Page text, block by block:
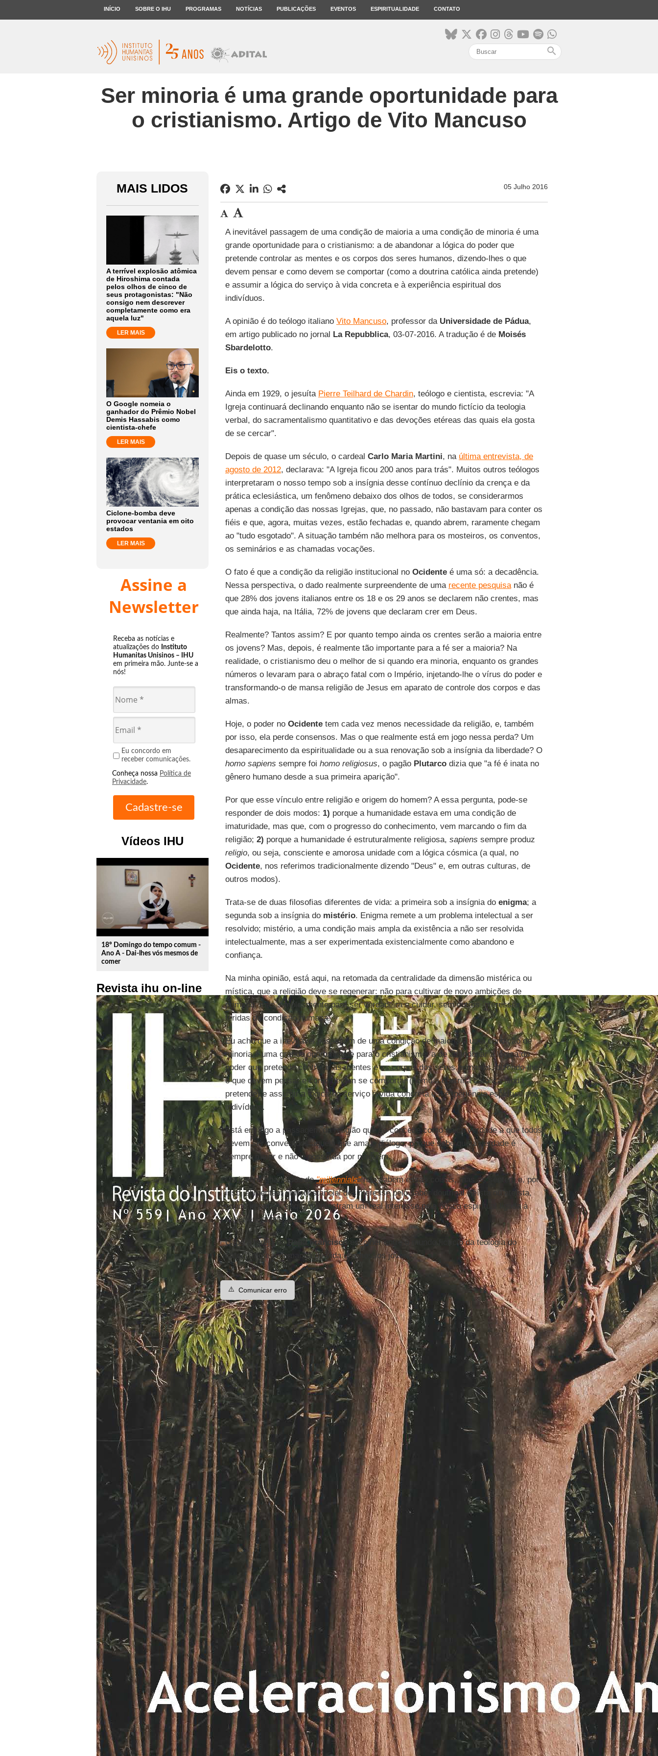
INÍCIO SOBRE O IHU PROGRAMAS NOTÍCIAS PUBLICAÇÕES EVENTOS ESPIRITUALIDADE CONTATO
search
Ser minoria é uma grande oportunidade para
o cristianismo. Artigo de Vito Mancuso
MAIS LIDOS
A terrível explosão atômica
de Hiroshima contada
pelos olhos de cinco de
seus protagonistas: "Não
consigo nem descrever
completamente como era
aquela luz"
LER MAIS
O Google nomeia o
ganhador do Prêmio Nobel
Demis Hassabis como
cientista-chefe
LER MAIS
Ciclone-bomba deve
provocar ventania em oito
estados
LER MAIS
Assine a
Newsletter
Receba as notícias e
atualizações do Instituto
Humanitas Unisinos – IHU
em primeira mão. Junte-se a
nós!
Eu concordo em
receber comunicações.
Conheça nossa Política de
Privacidade.
Vídeos IHU
play_circle_outline
18º Domingo do tempo comum -
Ano A - Dai-lhes vós mesmos de
comer
Revista ihu on-line
05 Julho 2016
A inevitável passagem de uma condição de maioria a uma condição de minoria é uma
grande oportunidade para o cristianismo: a de abandonar a lógica do poder que
pretende controlar as mentes e os corpos dos seres humanos, dizendo-lhes o que
devem pensar e como devem se comportar (como a doutrina católica ainda pretende)
e assumir a lógica do serviço à vida concreta e à experiência espiritual dos
indivíduos.
A opinião é do teólogo italiano Vito Mancuso, professor da Universidade de Pádua,
em artigo publicado no jornal La Repubblica, 03-07-2016. A tradução é de Moisés
Sbardelotto.
Eis o texto.
Ainda em 1929, o jesuíta Pierre Teilhard de Chardin, teólogo e cientista, escrevia: "A
Igreja continuará declinando enquanto não se isentar do mundo fictício da teologia
verbal, do sacramentalismo quantitativo e das devoções etéreas das quais ela gosta
de se cercar".
Depois de quase um século, o cardeal Carlo Maria Martini, na última entrevista, de
agosto de 2012, declarava: "A Igreja ficou 200 anos para trás". Muitos outros teólogos
interpretaram o nosso tempo sob a insígnia desse contínuo declínio da crença e da
prática eclesiástica, um fenômeno debaixo dos olhos de todos, se considerarmos
apenas a condição das nossas Igrejas, que, no passado, não bastavam para conter os
fiéis e que, agora, muitas vezes, estão fechadas e, quando abrem, raramente chegam
ao "tudo esgotado". A situação também não melhora para os mosteiros, os conventos,
os seminários e as chamadas vocações.
O fato é que a condição da religião institucional no Ocidenteé uma só: a decadência.
Nessa perspectiva, o dado realmente surpreendente de uma recente pesquisanão é
que 28% dos jovens italianos entre os 18 e os 29 anos se declarem não crentes, mas
que ainda haja, na Itália, 72% de jovens que declaram crer em Deus.
Realmente? Tantos assim? E por quanto tempo ainda os crentes serão a maioria entre
os jovens? Mas, depois, é realmente tão importante para a fé ser a maioria? Na
realidade, o cristianismo deu o melhor de si quando era minoria, enquanto os grandes
números o levaram para o abraço fatal com o Império, injetando-lhe o vírus do poder e
transformando-o de mansa religião de Jesus em aparato de controle dos corpos e das
almas.
Hoje, o poder no Ocidentetem cada vez menos necessidade da religião, e, também
por isso, ela perde consensos. Mas o que realmente está em jogo nessa perda? Um
desaparecimento da espiritualidade ou a sua renovação sob a insígnia da liberdade? O
homo sapiens sempre foi homo religiosus, o pagão Plutarcodizia que "a fé é inata no
gênero humano desde a sua primeira aparição".
Por que esse vínculo entre religião e origem do homem? A essa pergunta, pode-se
responder de dois modos: 1) porque a humanidade estava em uma condição de
imaturidade, mas que, com o progresso do conhecimento, vem marcando o fim da
religião; 2) porque a humanidade é estruturalmente religiosa, sapiens sempre produz
religio, ou seja, consciente e amorosa unidade com a lógica cósmica (a qual, no
Ocidente, nos referimos tradicionalmente dizendo "Deus" e, em outras culturas, de
outros modos).
Trata-se de duas filosofias diferentes de vida: a primeira sob a insígnia do enigma; a
segunda sob a insígnia do mistério. Enigma remete a um problema intelectual a ser
resolvido; mistério, a uma condição mais ampla da existência a não ser resolvida
intelectualmente, mas a ser experimentada existencialmente como abandono e
confiança.
Na minha opinião, está aqui, na retomada da centralidade da dimensão mistérica ou
mística, que a religião deve se regenerar: não para cultivar de novo ambições de
primado, mas simplesmente para ser verdadeira e cuidar, sem outros interesses, as
feridas da condição humana.
Eu acho que a inevitável passagem de uma condição de maioria a uma condição de
minoria é uma grande oportunidade para o cristianismo: a de abandonar a lógica do
poder que pretende controlar as mentes e os corpos dos seres humanos, dizendo-lhes
o que devem pensar e como devem se comportar (como a doutrina católica ainda
pretende) e assumir a lógica do serviço à vida concreta e à experiência espiritual dos
indivíduos.
Está em jogo a passagem da religião que se concebe como única verdade a que todos
devem ser convertidos àquela que ama o diálogo, porque sabe que a verdade é
sempre maior e não é possuída por ninguém.
Os jovens chamados de"millennials"não sabem essas coisas, mas as sentem e, por
isso, alimentam um substancial desinteresse pelo saber doutrinal (teísta ou ateísta,
pouco importa), enquanto mostram um real interesse pela busca espiritual ligada à
experiência pessoal.
Cabe à Igreja do Papa Franciscoescolher entre o mundo fictício da teologia do
catecismo e a demanda de vida dos nossos jovens.
⚠️ Comunicar erro